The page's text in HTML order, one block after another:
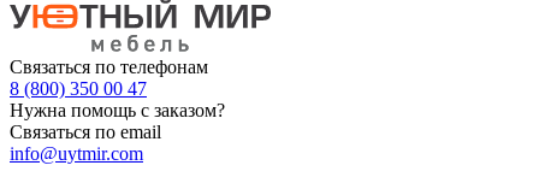
Связаться по телефонам
8 (800) 350 00 47
Нужна помощь с заказом?
Связаться по email
info@uytmir.com